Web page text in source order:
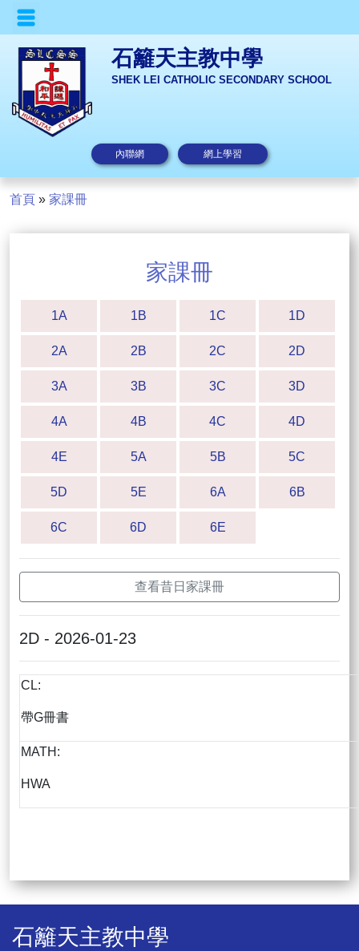
石籬天主教中學
SHEK LEI CATHOLIC SECONDARY SCHOOL
內聯網 網上學習
首頁 » 家課冊
家課冊
1A 1B 1C 1D
2A 2B 2C 2D
3A 3B 3C 3D
4A 4B 4C 4D
4E 5A 5B 5C
5D 5E 6A 6B
6C 6D 6E
查看昔日家課冊
2D - 2026-01-23
CL:
帶G冊書
MATH:
HWA
石籬天主教中學